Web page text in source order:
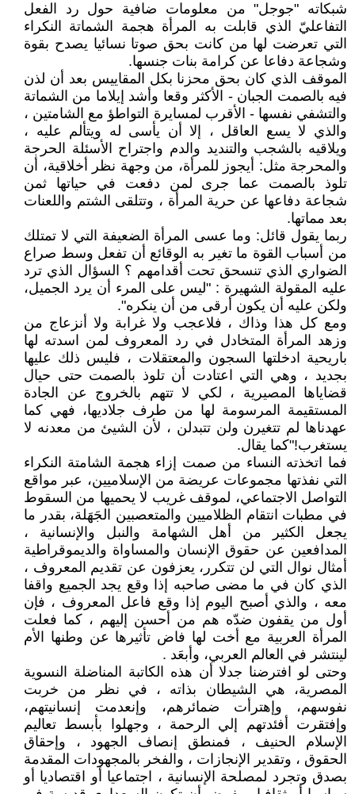
شبكاته "جوجل" من معلومات ضافية حول رد الفعل
التفاعليّ الذي قابلت به المرأة هجمة الشماتة النكراء
التي تعرضت لها من كانت بحق صوتا نسائيا يصدح بقوة
وشجاعة دفاعا عن كرامة بنات جنسها.
الموقف الذي كان بحق محزنا بكل المقاييس بعد أن لذن
فيه بالصمت الجبان - الأكثر وقعا وأشد إيلاما من الشماتة
والتشفي نفسها - الأقرب لمسايرة التواطؤ مع الشامتين ،
والذي لا يسع العاقل ، إلا أن يأسى له ويتألم عليه ،
ويلاقيه بالشجب والتنديد والدم واجتراح الأسئلة الحرجة
والمحرجة مثل: أيجوز للمرأة، من وجهة نظر أخلاقية، أن
تلوذ بالصمت عما جرى لمن دفعت في حياتها ثمن
شجاعة دفاعها عن حرية المرأة ، وتتلقى الشتم واللعنات
بعد مماتها.
ربما يقول قائل: وما عسى المرأة الضعيفة التي لا تمتلك
من أسباب القوة ما تغير به الوقائع أن تفعل وسط صراع
الضواري الذي تنسحق تحت أقدامهم ؟ السؤال الذي ترد
عليه المقولة الشهيرة : "ليس على المرء أن يرد الجميل،
ولكن عليه أن يكون أرقى من أن ينكره".
ومع كل هذا وذاك ، فلاعجب ولا غرابة ولا أنزعاج من
وزهد المرأة المتخادل في رد المعروف لمن اسدته لها
باريحية ادخلتها السجون والمعتقلات ، فليس ذلك عليها
بجديد ، وهي التي اعتادت أن تلوذ بالصمت حتى حيال
قضاياها المصيرية ، لكي لا تتهم بالخروج عن الجادة
المستقيمة المرسومة لها من طرف جلاديها، فهي كما
عهدناها لم تتغيرن ولن تتبدلن ، لأن الشيئ من معدنه لا
يستغرب!"كما يقال.
فما اتخذته النساء من صمت إزاء هجمة الشامتة النكراء
التي نفذتها مجموعات عريضة من الإسلاميين، عبر مواقع
التواصل الاجتماعي، لموقف غريب لا يحميها من السقوط
في مطبات انتقام الظلاميين والمتعصبين الجَهَلة، بقدر ما
يجعل الكثير من أهل الشهامة والنبل والإنسانية ،
المدافعين عن حقوق الإنسان والمساواة والديموقراطية
أمثال نوال التي لن تتكرر، يعزفون عن تقديم المعروف ،
الذي كان في ما مضى صاحبه إذا وقع يجد الجميع واقفا
معه ، والذي أصبح اليوم إذا وقع فاعل المعروف ، فإن
أول من يقفون ضدّه هم من أحسن إليهم ، كما فعلت
المرأة العربية مع أخت لها فاض تأثيرها عن وطنها الأم
لينتشر في العالم العربي، وأبعَد .
وحتى لو افترضنا جدلا أن هذه الكاتبة المناضلة النسوية
المصرية، هي الشيطان بذاته ، في نظر من خربت
نفوسهم، وإهترأت ضمائرهم، وإنعدمت إنسانيتهم،
وإفتقرت أفئدتهم إلي الرحمة ، وجهلوا بأبسط تعاليم
الإسلام الحنيف ، فمنطق إنصاف الجهود ، وإحقاق
الحقوق ، وتقدير الإنجازات ، والفخر بالمجهودات المقدمة
بصدق وتجرد لمصلحة الإنسانية ، اجتماعيا أو اقتصاديا أو